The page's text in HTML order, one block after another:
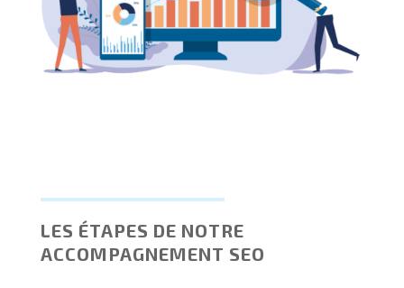
LES ÉTAPES DE NOTRE
ACCOMPAGNEMENT SEO